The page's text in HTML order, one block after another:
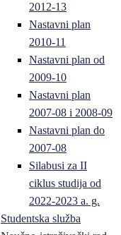
2012-13
Nastavni plan
2010-11
Nastavni plan od
2009-10
Nastavni plan
2007-08 i 2008-09
Nastavni plan do
2007-08
Silabusi za II
ciklus studija od
2022-2023 a. g.
Studentska služba